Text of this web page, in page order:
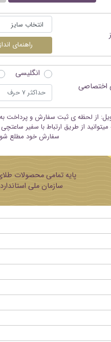
راهنمای
اختصاصی
انگلیسی
از لحظه ی ثبت سفارش و پرداخت
از طریق ارتباط با سفیر
سفارش خود مطلع
سازمان ملی